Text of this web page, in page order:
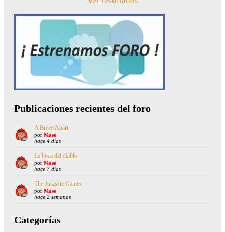
Publicaciones recientes del foro
A Breed Apart
por Mase
hace 4 días
La boca del diablo
por Mase
hace 7 días
The Jurassic Games
por Mase
hace 2 semanas
Categorías